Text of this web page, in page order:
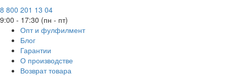
8 800 201 13 04
9:00 - 17:30 (пн - пт)
Опт и фулфилмент
Блог
Гарантии
О производстве
Возврат товара